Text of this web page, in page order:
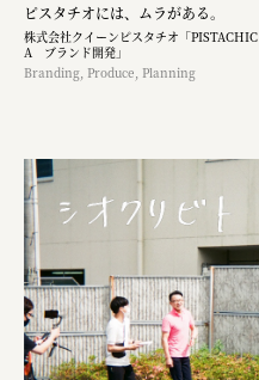
ピスタチオには、ムラがある。
株式会社クイーンピスタチオ「PISTACHIC
A ブランド開発」
Branding, Produce, Planning